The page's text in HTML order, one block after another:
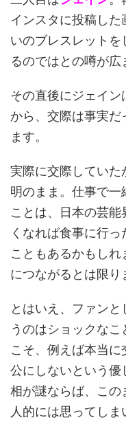
インスタに投稿し
いのブレスレット
るのではとの噂が広
その直後にジェイン
から、交際は事実
ます。
実際に交際していた
明のまま。仕事で
ことは、日本の芸
くなれば食事に行
こともあるかもし
につながるとは限り
とはいえ、ファン
うのはショックな
こそ、例えば本当
公にしないという
相が謎ならば、この
人的には思ってしま